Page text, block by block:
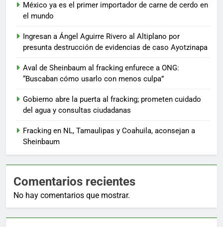
México ya es el primer importador de carne de cerdo en
el mundo
Ingresan a Ángel Aguirre Rivero al Altiplano por
presunta destrucción de evidencias de caso Ayotzinapa
Aval de Sheinbaum al fracking enfurece a ONG:
“Buscaban cómo usarlo con menos culpa”
Gobierno abre la puerta al fracking; prometen cuidado
del agua y consultas ciudadanas
Fracking en NL, Tamaulipas y Coahuila, aconsejan a
Sheinbaum
Comentarios recientes
No hay comentarios que mostrar.